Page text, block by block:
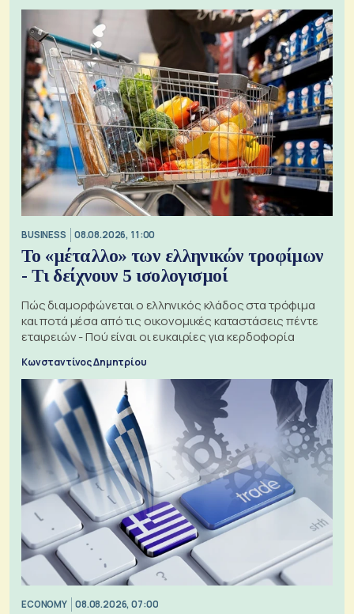
BUSINESS 08.08.2026, 11:00
Το «μέταλλο» των ελληνικών τροφίμων
- Τι δείχνουν 5 ισολογισμοί
Πώς διαμορφώνεται ο ελληνικός κλάδος στα τρόφιμα
και ποτά μέσα από τις οικονομικές καταστάσεις πέντε
εταιρειών - Πού είναι οι ευκαιρίες για κερδοφορία
Κωνσταντίνος Δημητρίου
ECONOMY 08.08.2026, 07:00